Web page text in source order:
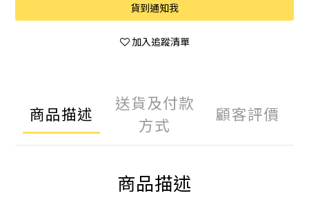
貨到通知我
加入追蹤清單
商品描述
送貨及付款
方式
顧客評價
商品描述